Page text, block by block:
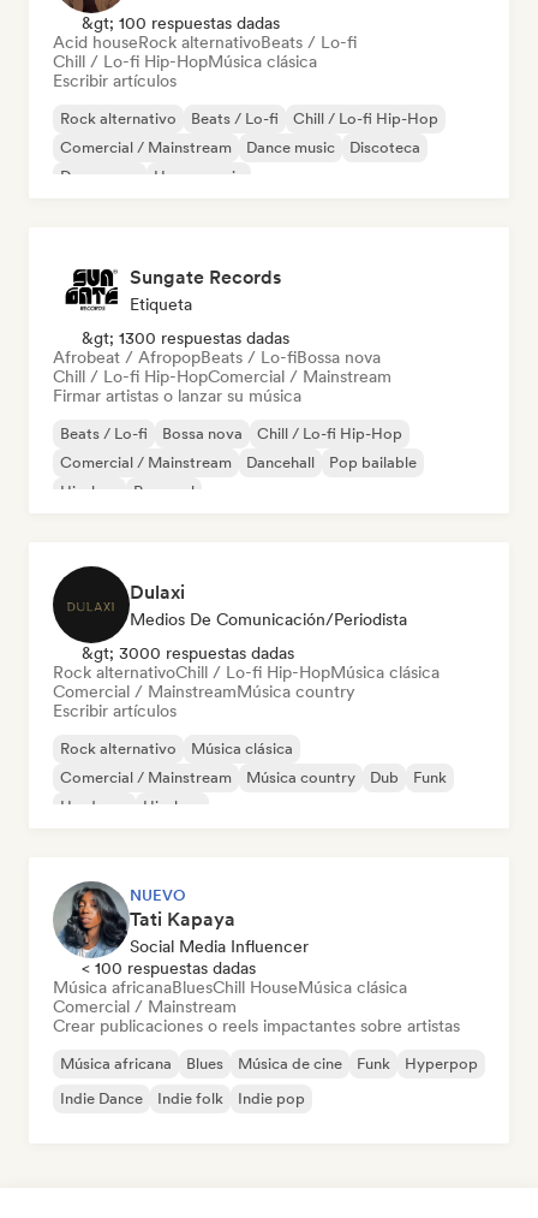
&gt; 100 respuestas dadas
Acid houseRock alternativoBeats / Lo-fi
Chill / Lo-fi Hip-HopMúsica clásica
Escribir artículos
Rock alternativo Beats / Lo-fi
Chill / Lo-fi Hip-Hop
Comercial / Mainstream
Dance music
Discoteca
Dream pop
House music
Sungate Records
Etiqueta
&gt; 1300 respuestas dadas
Afrobeat / AfropopBeats / Lo-fiBossa nova
Chill / Lo-fi Hip-HopComercial / Mainstream
Firmar artistas o lanzar su música
Beats / Lo-fi Bossa nova
Chill / Lo-fi Hip-Hop
Comercial / Mainstream
Dancehall
Pop bailable
Hip-hop
Pop soul
Dulaxi
Medios De Comunicación/Periodista
&gt; 3000 respuestas dadas
Rock alternativoChill / Lo-fi Hip-HopMúsica clásica
Comercial / MainstreamMúsica country
Escribir artículos
Rock alternativo
Música clásica
Comercial / Mainstream
Música country Dub
Funk
Hardcore
Hip-hop
NUEVO
Tati Kapaya
Social Media Influencer
< 100 respuestas dadas
Música africanaBluesChill HouseMúsica clásica
Comercial / Mainstream
Crear publicaciones o reels impactantes sobre artistas
Música africana Blues Música de cine Funk
Hyperpop
Indie Dance
Indie folk Indie pop